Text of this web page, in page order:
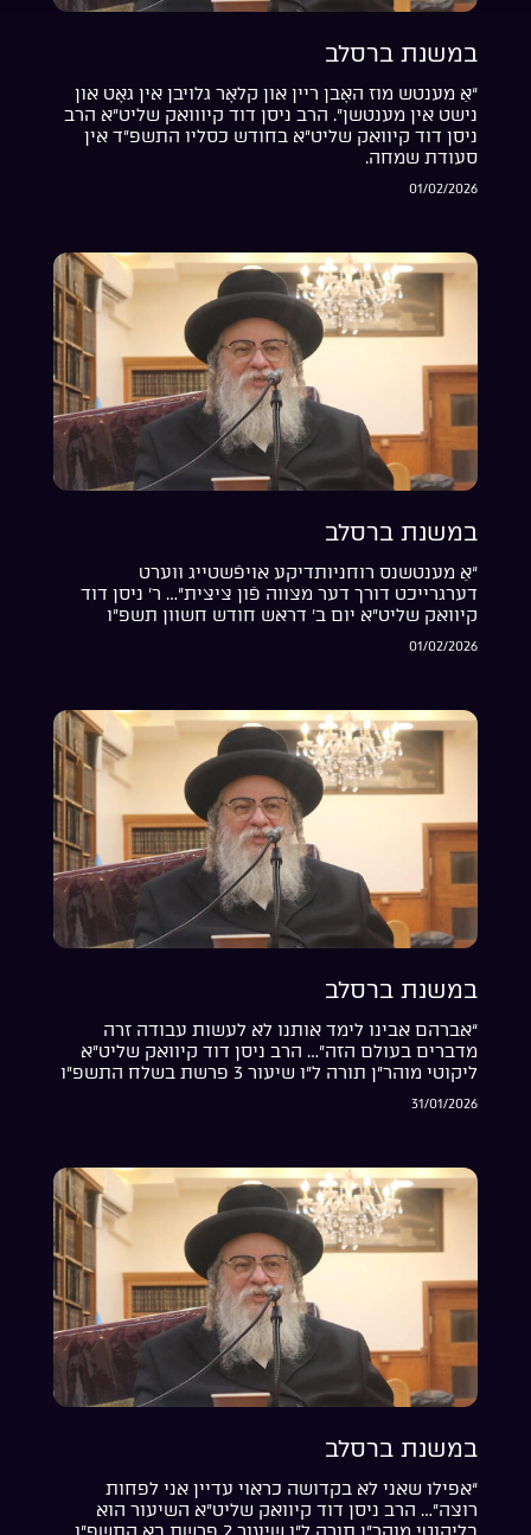
במשנת ברסלב
“אַ מענטש מוז האָבן ריין און קלאָר גלויבן אין גאָט און
נישט אין מענטשן”. הרב ניסן דוד קיווואק שליט”א הרב
ניסן דוד קיוואק שליט”א בחודש כסליו התשפ”ד אין
סעודת שמחה.
01/02/2026
במשנת ברסלב
“אַ מענטשנס רוחניותדיקע אויפֿשטייג ווערט
דערגרייכט דורך דער מצווה פֿון ציצית”… ר’ ניסן דוד
קיוואק שליט”א יום ב’ דראש חודש חשוון תשפ”ו
01/02/2026
במשנת ברסלב
“אברהם אבינו לימד אותנו לא לעשות עבודה זרה
מדברים בעולם הזה”… הרב ניסן דוד קיוואק שליט”א
ליקוטי מוהר”ן תורה ל”ו שיעור 3 פרשת בשלח התשפ”ו
31/01/2026
במשנת ברסלב
“אפילו שאני לא בקדושה כראוי עדיין אני לפחות
רוצה”… הרב ניסן דוד קיוואק שליט”א השיעור הוא